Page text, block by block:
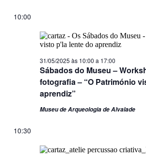
10:00
Sábados do Museu –
fotografia – “O Património
aprendiz”
31/05/2025 às 10:00 a 17:00
Museu de Arqueologia de Alvalade
10:30